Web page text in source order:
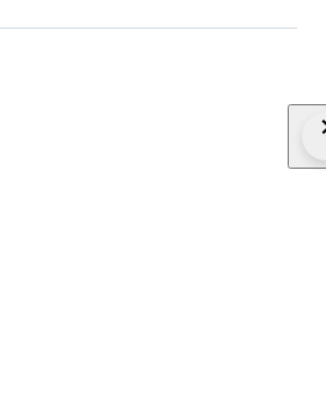
de prendre en compte les photos. La